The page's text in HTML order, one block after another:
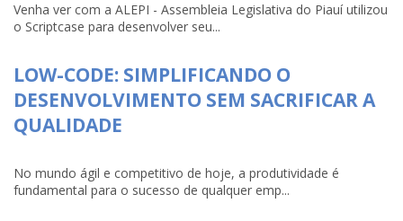
Venha ver com a ALEPI - Assembleia Legislativa do Piauí utilizou
o Scriptcase para desenvolver seu...
LOW-CODE: SIMPLIFICANDO O
DESENVOLVIMENTO SEM SACRIFICAR A
QUALIDADE
No mundo ágil e competitivo de hoje, a produtividade é
fundamental para o sucesso de qualquer emp...